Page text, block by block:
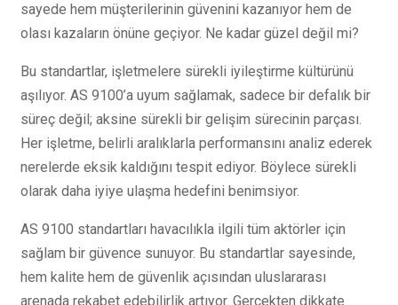
sayede hem müşterilerinin güvenini kazanıyor hem de
olası kazaların önüne geçiyor. Ne kadar güzel değil mi?
Bu standartlar, işletmelere sürekli iyileştirme kültürünü
aşılıyor. AS 9100’a uyum sağlamak, sadece bir defalık bir
süreç değil; aksine sürekli bir gelişim sürecinin parçası.
Her işletme, belirli aralıklarla performansını analiz ederek
nerelerde eksik kaldığını tespit ediyor. Böylece sürekli
olarak daha iyiye ulaşma hedefini benimsiyor.
AS 9100 standartları havacılıkla ilgili tüm aktörler için
sağlam bir güvence sunuyor. Bu standartlar sayesinde,
hem kalite hem de güvenlik açısından uluslararası
arenada rekabet edebilirlik artıyor. Gerçekten dikkate